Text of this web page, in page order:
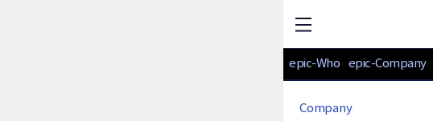
epic-Who epic-Company
Company